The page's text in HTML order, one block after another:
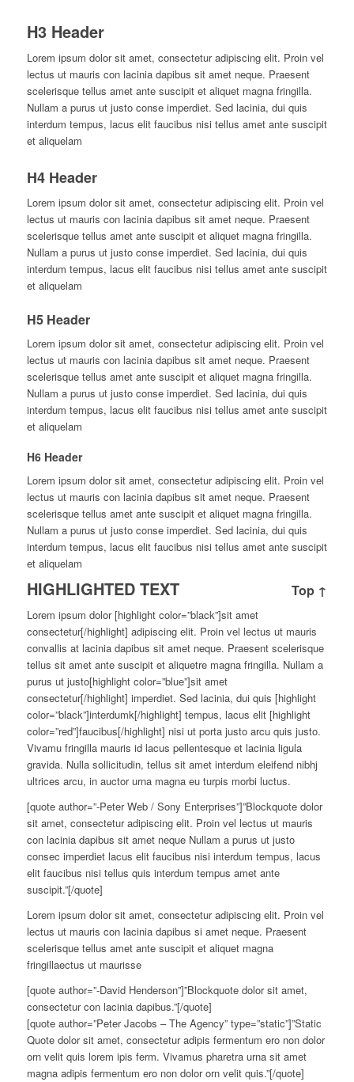
H3 Header
Lorem ipsum dolor sit amet, consectetur adipiscing elit. Proin vel
lectus ut mauris con lacinia dapibus sit amet neque. Praesent
scelerisque tellus amet ante suscipit et aliquet magna fringilla.
Nullam a purus ut justo conse imperdiet. Sed lacinia, dui quis
interdum tempus, lacus elit faucibus nisi tellus amet ante suscipit
et aliquelam
H4 Header
Lorem ipsum dolor sit amet, consectetur adipiscing elit. Proin vel
lectus ut mauris con lacinia dapibus sit amet neque. Praesent
scelerisque tellus amet ante suscipit et aliquet magna fringilla.
Nullam a purus ut justo conse imperdiet. Sed lacinia, dui quis
interdum tempus, lacus elit faucibus nisi tellus amet ante suscipit
et aliquelam
H5 Header
Lorem ipsum dolor sit amet, consectetur adipiscing elit. Proin vel
lectus ut mauris con lacinia dapibus sit amet neque. Praesent
scelerisque tellus amet ante suscipit et aliquet magna fringilla.
Nullam a purus ut justo conse imperdiet. Sed lacinia, dui quis
interdum tempus, lacus elit faucibus nisi tellus amet ante suscipit
et aliquelam
H6 Header
Lorem ipsum dolor sit amet, consectetur adipiscing elit. Proin vel
lectus ut mauris con lacinia dapibus sit amet neque. Praesent
scelerisque tellus amet ante suscipit et aliquet magna fringilla.
Nullam a purus ut justo conse imperdiet. Sed lacinia, dui quis
interdum tempus, lacus elit faucibus nisi tellus amet ante suscipit
et aliquelam
Top ↑
HIGHLIGHTED TEXT
Lorem ipsum dolor [highlight color=”black”]sit amet
consectetur[/highlight] adipiscing elit. Proin vel lectus ut mauris
convallis at lacinia dapibus sit amet neque. Praesent scelerisque
tellus sit amet ante suscipit et aliquetre magna fringilla. Nullam a
purus ut justo[highlight color=”blue”]sit amet
consectetur[/highlight] imperdiet. Sed lacinia, dui quis [highlight
color=”black”]interdumk[/highlight] tempus, lacus elit [highlight
color=”red”]faucibus[/highlight] nisi ut porta justo arcu quis justo.
Vivamu fringilla mauris id lacus pellentesque et lacinia ligula
gravida. Nulla sollicitudin, tellus sit amet interdum eleifend nibhj
ultrices arcu, in auctor urna magna eu turpis morbi luctus.
[quote author=”-Peter Web / Sony Enterprises”]”Blockquote dolor
sit amet, consectetur adipiscing elit. Proin vel lectus ut mauris
con lacinia dapibus sit amet neque Nullam a purus ut justo
consec imperdiet lacus elit faucibus nisi interdum tempus, lacus
elit faucibus nisi tellus quis interdum tempus amet ante
suscipit.”[/quote]
Lorem ipsum dolor sit amet, consectetur adipiscing elit. Proin vel
lectus ut mauris con lacinia dapibus si amet neque. Praesent
scelerisque tellus amet ante suscipit et aliquet magna
fringillaectus ut maurisse
[quote author=”-David Henderson”]”Blockquote dolor sit amet,
consectetur con lacinia dapibus.”[/quote]
[quote author=”Peter Jacobs – The Agency” type=”static”]”Static
Quote dolor sit amet, consectetur adipis fermentum ero non dolor
orn velit quis lorem ipis ferm. Vivamus pharetra urna sit amet
magna adipis fermentum ero non dolor orn velit quis.”[/quote]